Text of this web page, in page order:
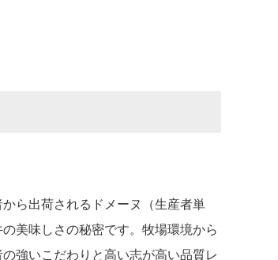
ら出荷されるドメーヌ（生産者単
美味しさの秘密です。牧場環境から
強いこだわりと高い志が高い品質レ